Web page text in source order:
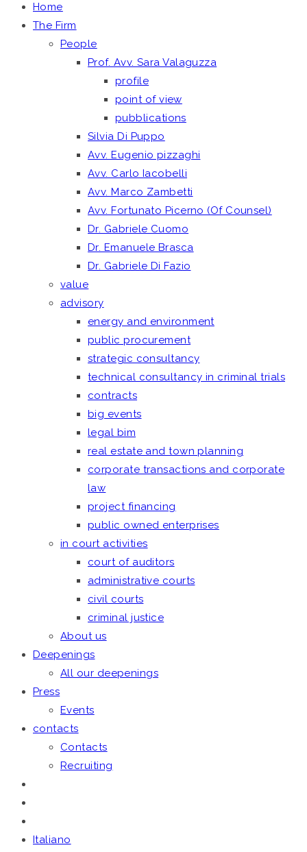
Home
The Firm
People
Prof. Avv. Sara Valaguzza
profile
point of view
pubblications
Silvia Di Puppo
Avv. Eugenio pizzaghi
Avv. Carlo Iacobelli
Avv. Marco Zambetti
Avv. Fortunato Picerno (Of Counsel)
Dr. Gabriele Cuomo
Dr. Emanuele Brasca
Dr. Gabriele Di Fazio
value
advisory
energy and environment
public procurement
strategic consultancy
technical consultancy in criminal trials
contracts
big events
legal bim
real estate and town planning
corporate transactions and corporate
law
project financing
public owned enterprises
in court activities
court of auditors
administrative courts
civil courts
criminal justice
About us
Deepenings
All our deepenings
Press
Events
contacts
Contacts
Recruiting
Italiano